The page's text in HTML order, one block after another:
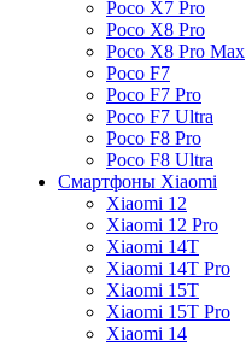
Poco X7 Pro
Poco X8 Pro
Poco X8 Pro Max
Poco F7
Poco F7 Pro
Poco F7 Ultra
Poco F8 Pro
Poco F8 Ultra
Смартфоны Xiaomi
Xiaomi 12
Xiaomi 12 Pro
Xiaomi 14T
Xiaomi 14T Pro
Xiaomi 15T
Xiaomi 15T Pro
Xiaomi 14